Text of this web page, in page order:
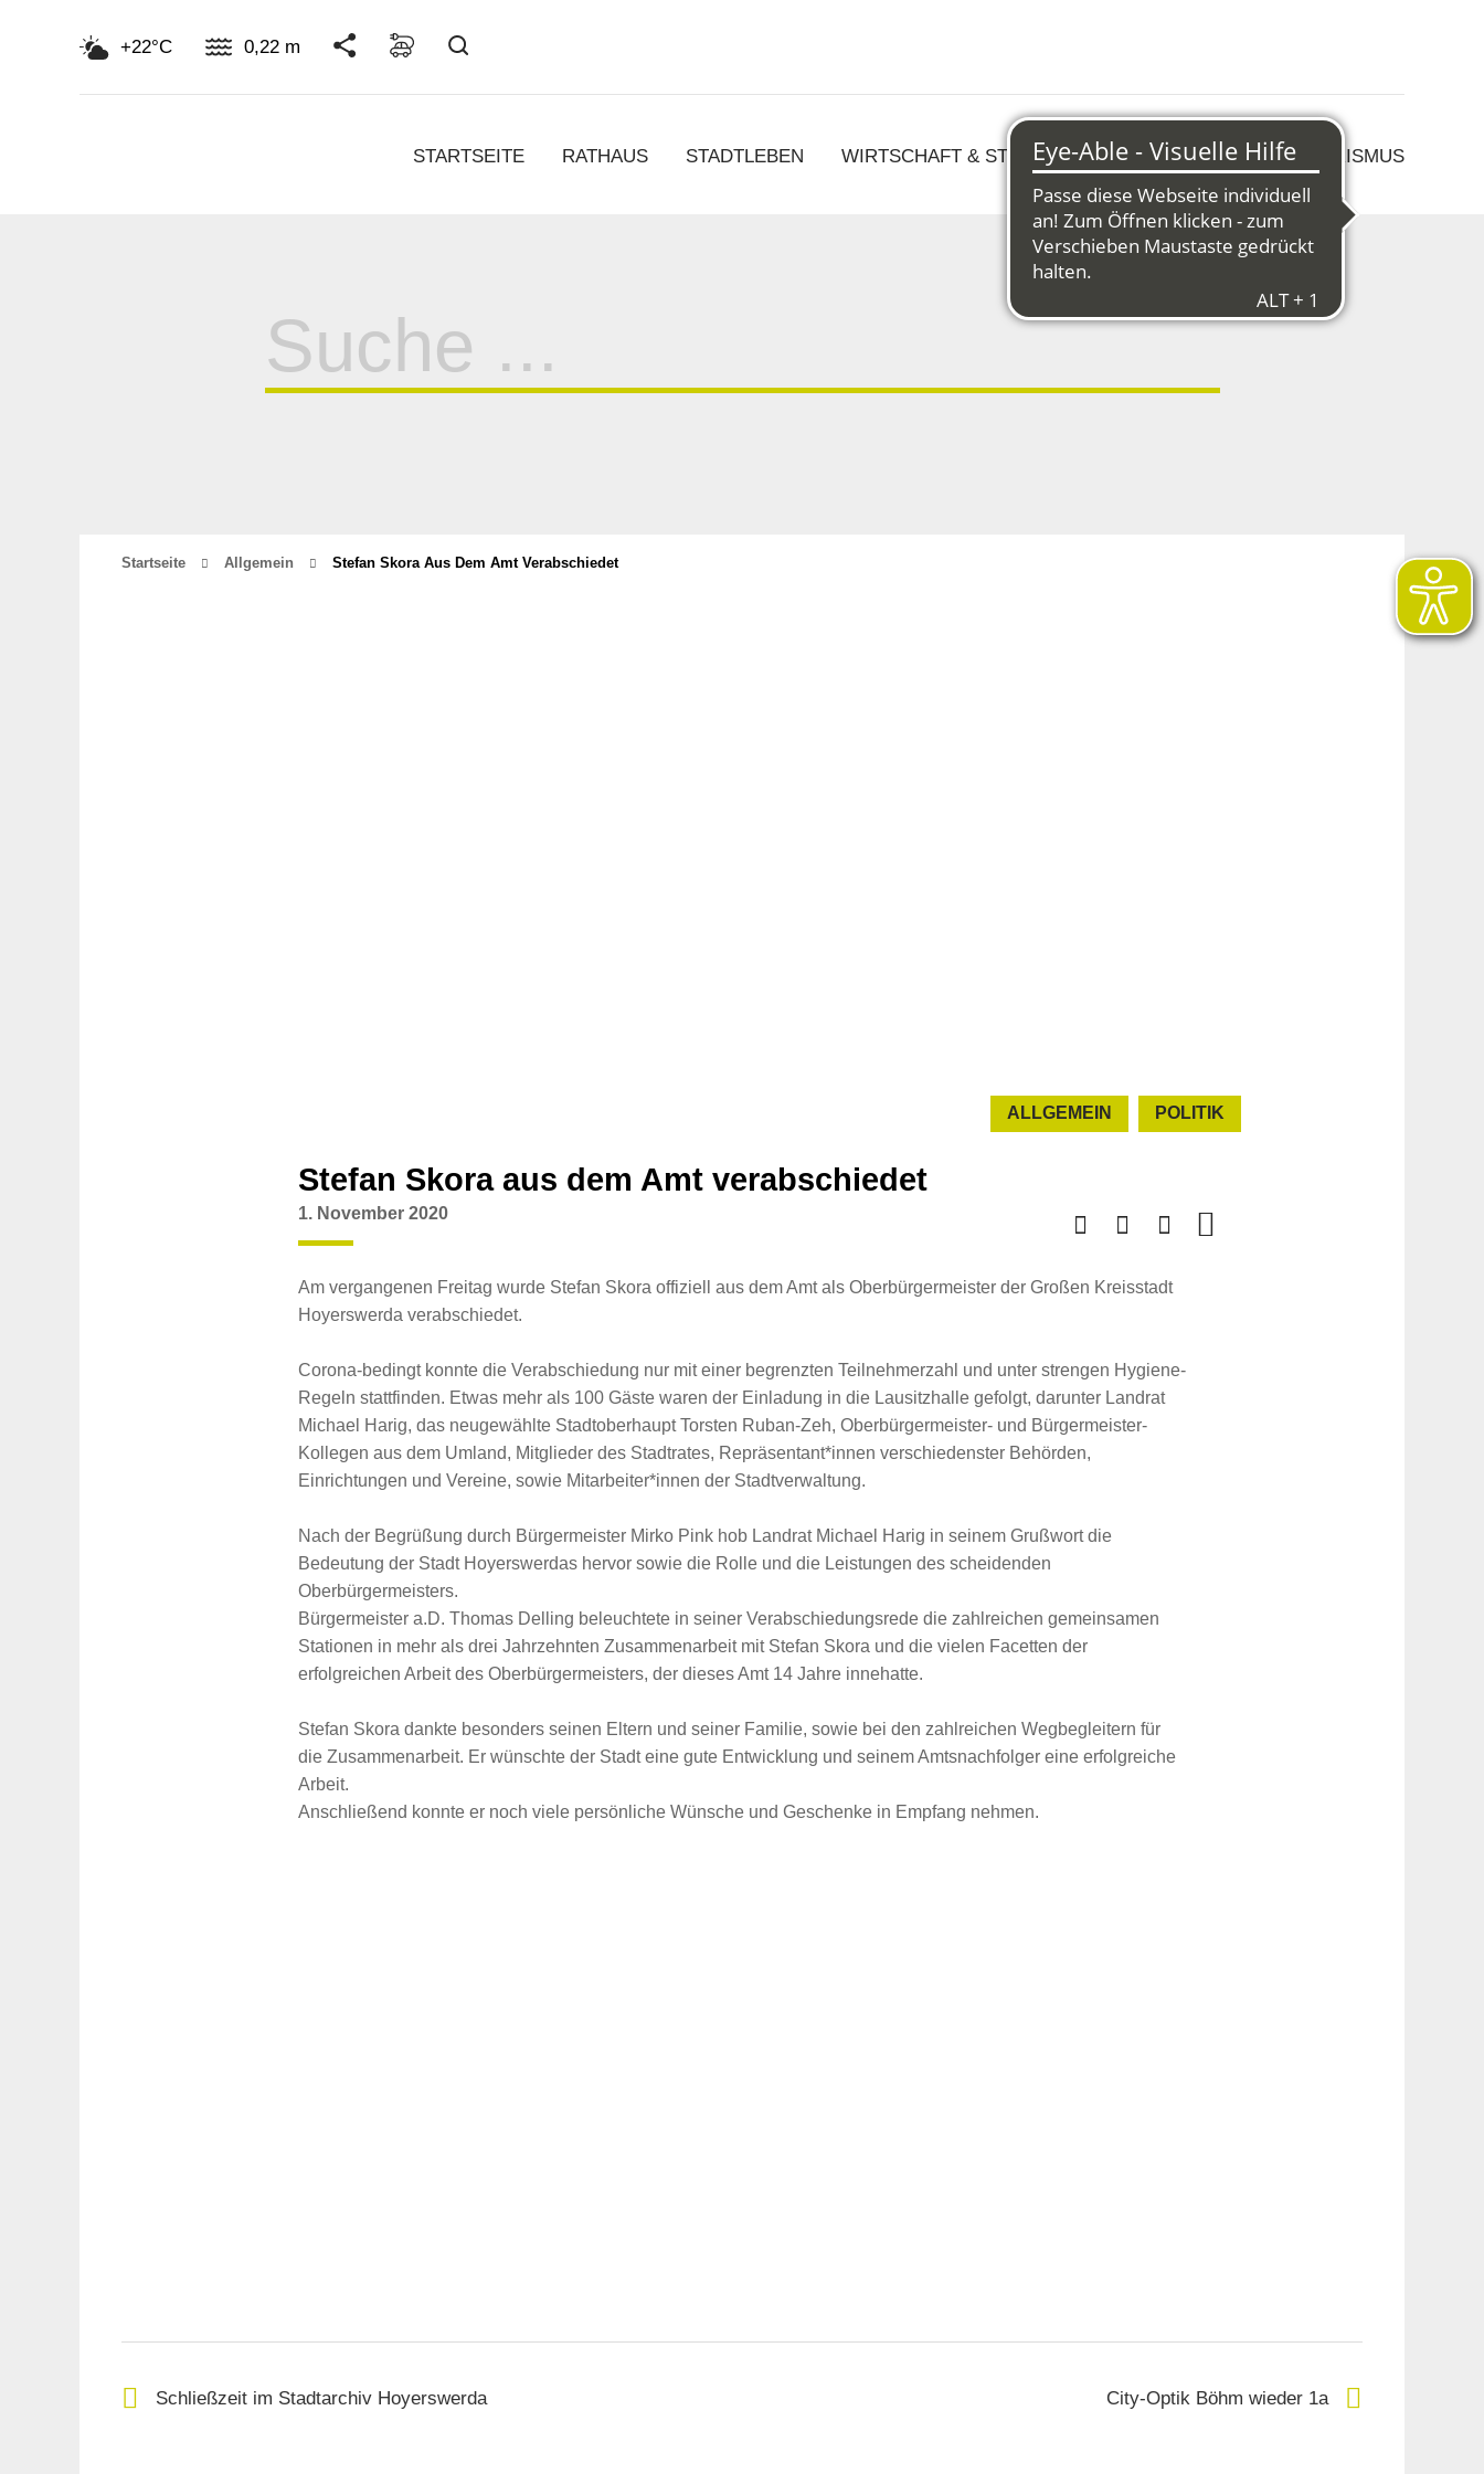
+22°C 0,22 m
STARTSEITE RATHAUS STADTLEBEN WIRTSCHAFT & STRUKTURWANDEL KULTUR & TOURISMUS
für:
Startseite Allgemein Stefan Skora Aus Dem Amt Verabschiedet
ALLGEMEIN POLITIK
Stefan Skora aus dem Amt verabschiedet
1. November 2020
Am vergangenen Freitag wurde Stefan Skora offiziell aus dem Amt als Oberbürgermeister der Großen Kreisstadt
Hoyerswerda verabschiedet.
Corona-bedingt konnte die Verabschiedung nur mit einer begrenzten Teilnehmerzahl und unter strengen Hygiene-
Regeln stattfinden. Etwas mehr als 100 Gäste waren der Einladung in die Lausitzhalle gefolgt, darunter Landrat
Michael Harig, das neugewählte Stadtoberhaupt Torsten Ruban-Zeh, Oberbürgermeister- und Bürgermeister-
Kollegen aus dem Umland, Mitglieder des Stadtrates, Repräsentant*innen verschiedenster Behörden,
Einrichtungen und Vereine, sowie Mitarbeiter*innen der Stadtverwaltung.
Nach der Begrüßung durch Bürgermeister Mirko Pink hob Landrat Michael Harig in seinem Grußwort die
Bedeutung der Stadt Hoyerswerdas hervor sowie die Rolle und die Leistungen des scheidenden
Oberbürgermeisters.
Bürgermeister a.D. Thomas Delling beleuchtete in seiner Verabschiedungsrede die zahlreichen gemeinsamen
Stationen in mehr als drei Jahrzehnten Zusammenarbeit mit Stefan Skora und die vielen Facetten der
erfolgreichen Arbeit des Oberbürgermeisters, der dieses Amt 14 Jahre innehatte.
Stefan Skora dankte besonders seinen Eltern und seiner Familie, sowie bei den zahlreichen Wegbegleitern für
die Zusammenarbeit. Er wünschte der Stadt eine gute Entwicklung und seinem Amtsnachfolger eine erfolgreiche
Arbeit.
Anschließend konnte er noch viele persönliche Wünsche und Geschenke in Empfang nehmen.
Schließzeit im Stadtarchiv Hoyerswerda City-Optik Böhm wieder 1a